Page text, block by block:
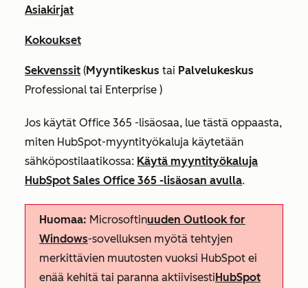
Asiakirjat
Kokoukset
Sekvenssit (Myyntikeskus tai Palvelukeskus
Professional tai Enterprise )
Jos käytät Office 365 -lisäosaa, lue tästä oppaasta,
miten HubSpot-myyntityökaluja käytetään
sähköpostilaatikossa: Käytä myyntityökaluja
HubSpot Sales Office 365 -lisäosan avulla.
Huomaa: Microsoftinuuden Outlook for
Windows-sovelluksen myötä tehtyjen
merkittävien muutosten vuoksi HubSpot ei
enää kehitä tai paranna aktiivisestiHubSpot